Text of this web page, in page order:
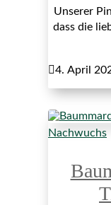
Unserer
dass die
4. April
Nachwuchs